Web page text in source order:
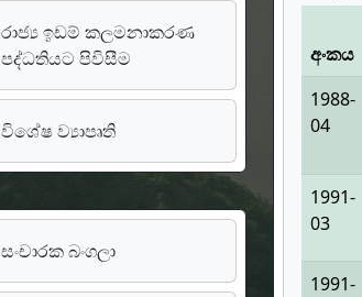
රාජ්‍ය ඉඩම් කලමනාකරණ
පද්ධතියට පිවිසීම
විශේෂ ව්‍යාපෘති
සංචාරක බංගලා
අංකය
1988-
04
1991-
03
1991-